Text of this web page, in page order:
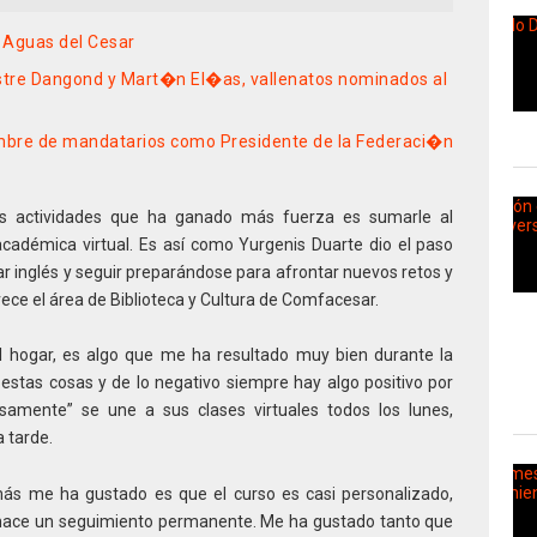
del Cesar
Dangond y Mart�n El�as, vallenatos nominados al
de mandatarios como Presidente de la Federaci�n
actividades que ha ganado más fuerza es sumarle al
virtual. Es así como Yurgenis Duarte dio el paso
inglés y seguir preparándose para afrontar nuevos retos y
el área de Biblioteca y Cultura de Comfacesar.
hogar, es algo que me ha resultado muy bien durante la
cosas y de lo negativo siempre hay algo positivo por
se une a sus clases virtuales todos los lunes,
tarde.
me ha gustado es que el curso es casi personalizado,
un seguimiento permanente. Me ha gustado tanto que